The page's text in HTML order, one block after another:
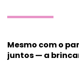
Mesmo com o
juntos — a